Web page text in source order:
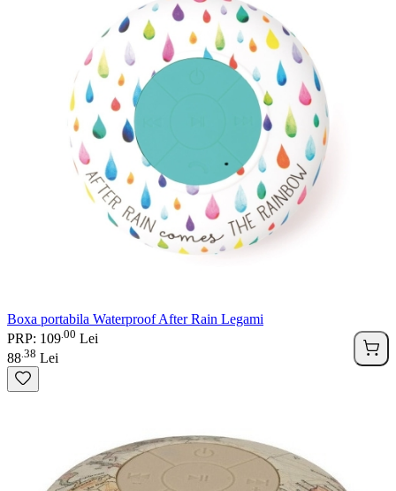
Boxa portabila Waterproof After Rain Legami
PRP: 109 00 Lei
88 38 Lei